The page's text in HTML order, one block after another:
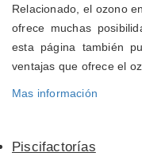
Relacionado, el ozono
ofrece muchas
esta página también
ventajas que ofrece el
Mas información
Piscifactorías